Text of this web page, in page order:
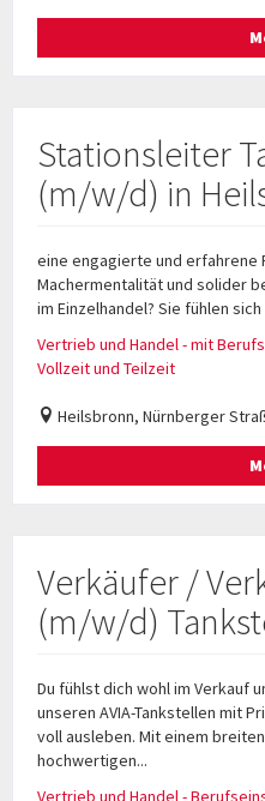
Stationsleiter
(m/w/d) in
eine engagierte und erfahrene
Machermentalität und solider
im Einzelhandel? Sie fühlen
Vertrieb und Handel - mit
Vollzeit und Teilzeit
Heilsbronn, Nürnberger
Verkäufer /
(m/w/d)
Du fühlst dich wohl im Verkauf
unseren AVIA-Tankstellen mit
voll ausleben. Mit einem
hochwertigen...
Vertrieb und Handel -